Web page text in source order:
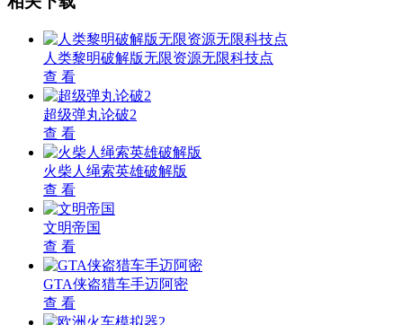
人类黎明破解版无限资源无限科技点
查 看
超级弹丸论破2
查 看
火柴人绳索英雄破解版
查 看
文明帝国
查 看
GTA侠盗猎车手迈阿密
查 看